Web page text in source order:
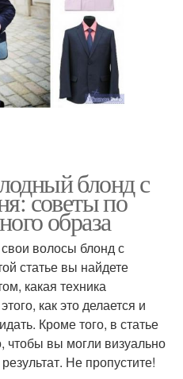
блонд с
советы по
образа
свои волосы блонд с
статье вы найдете
какая техника
как это делается и
Кроме того, в статье
чтобы вы могли визуально
Не пропустите!